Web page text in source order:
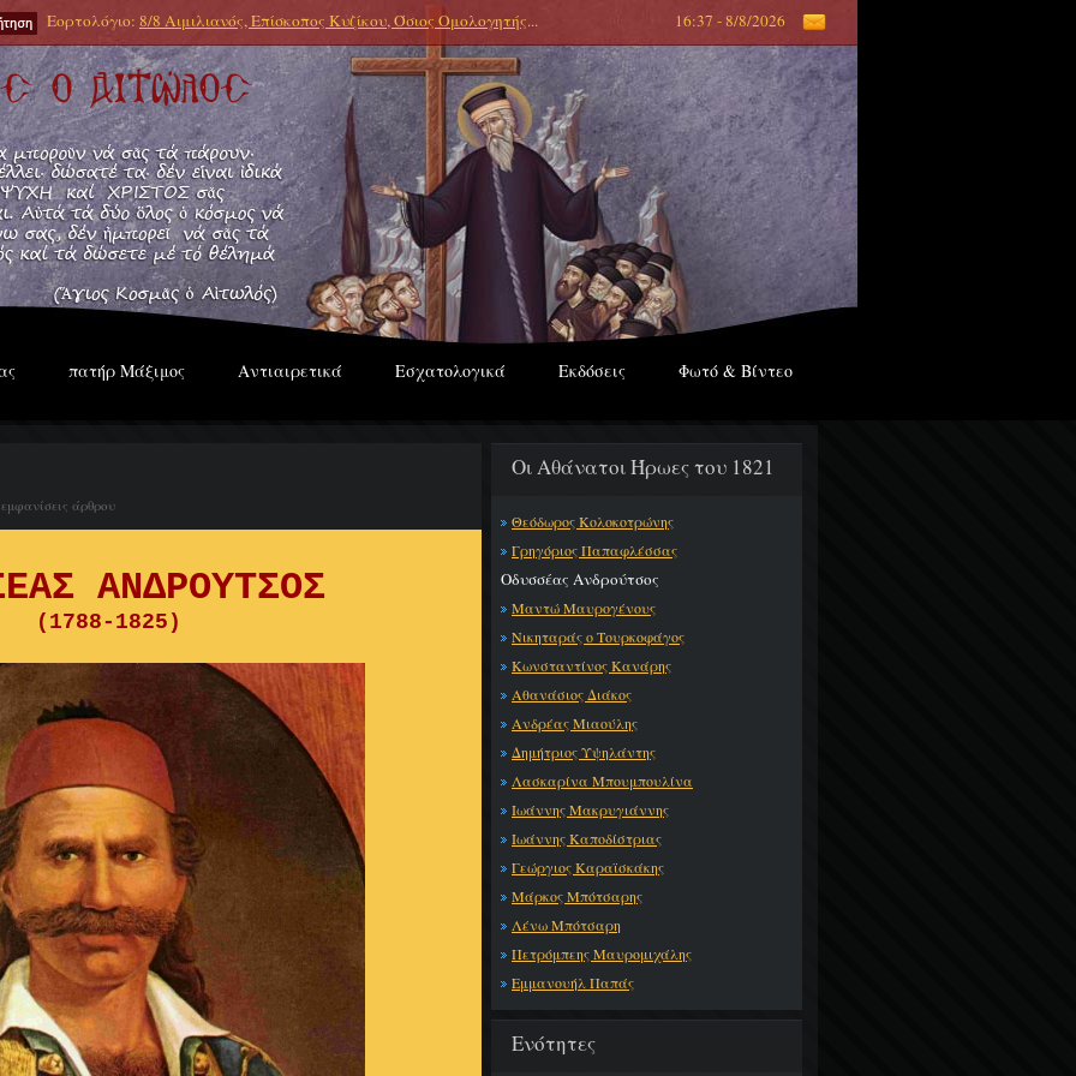
Εορτολόγιο: 8/8 Αιμιλιανός, Επίσκοπος Κυζίκου, Όσιος Ομολογητής... 16:37 - 8/8/2026
πατήρ Μάξιμος Αντιαιρετικά Εσχατολογικά Εκδόσεις Φωτό & Βίντεο
Οι Αθάνατοι Ήρωες του 1821
Θεόδωρος Κολοκοτρώνης
Γρηγόριος Παπαφλέσσας
Οδυσσέας Ανδρούτσος
Μαντώ Μαυρογένους
Νικηταράς ο Τουρκοφάγος
Κωνσταντίνος Κανάρης
Αθανάσιος Διάκος
Ανδρέας Μιαούλης
Δημήτριος Υψηλάντης
Λασκαρίνα Μπουμπουλίνα
Ιωάννης Μακρυγιάννης
Ιωάννης Καποδίστριας
Γεώργιος Καραϊσκάκης
Μάρκος Μπότσαρης
Λένω Μπότσαρη
Πετρόμπεης Μαυρομιχάλης
Εμμανουήλ Παπάς
Ενότητες
άρθρου
ΑΝΔΡΟΥΤΣΟΣ
(1788-1825)